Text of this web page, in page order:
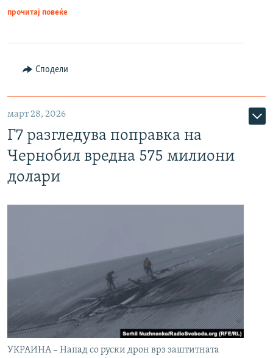
прочитај повеќе
Сподели
март 28, 2026
Г7 разгледува поправка на
Чернобил вредна 575 милиони
долари
УКРАИНА – Напад со руски дрон врз заштитната